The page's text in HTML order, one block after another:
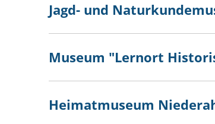
Jagd- und
Museum "Lernort
Heimatmuseum